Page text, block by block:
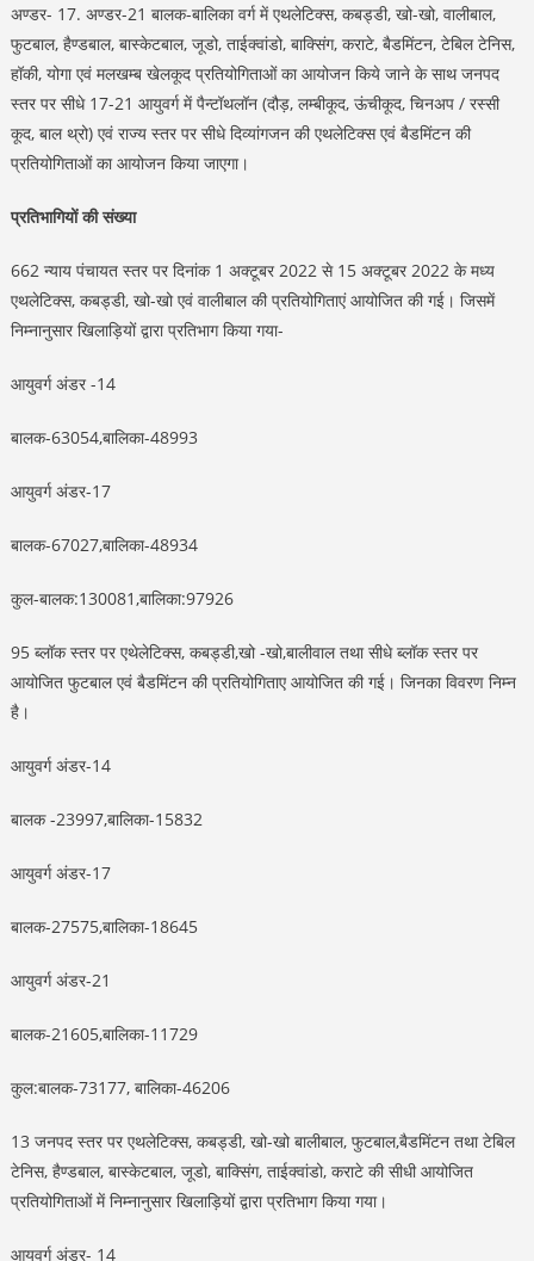
अण्डर- 17. अण्डर-21 बालक-बालिका वर्ग में एथलेटिक्स, कबड्डी, खो-खो, वालीबाल,
फुटबाल, हैण्डबाल, बास्केटबाल, जूडो, ताईक्वांडो, बाक्सिंग, कराटे, बैडमिंटन, टेबिल टेनिस,
हॉकी, योगा एवं मलखम्ब खेलकूद प्रतियोगिताओं का आयोजन किये जाने के साथ जनपद
स्तर पर सीधे 17-21 आयुवर्ग में पैन्टॉथलॉन (दौड़, लम्बीकूद, ऊंचीकूद, चिनअप / रस्सी
कूद, बाल थ्रो) एवं राज्य स्तर पर सीधे दिव्यांगजन की एथलेटिक्स एवं बैडमिंटन की
प्रतियोगिताओं का आयोजन किया जाएगा।
प्रतिभागियों की संख्या
662 न्याय पंचायत स्तर पर दिनांक 1 अक्टूबर 2022 से 15 अक्टूबर 2022 के मध्य
एथलेटिक्स, कबड्डी, खो-खो एवं वालीबाल की प्रतियोगिताएं आयोजित की गई। जिसमें
निम्नानुसार खिलाड़ियों द्वारा प्रतिभाग किया गया-
आयुवर्ग अंडर -14
बालक-63054,बालिका-48993
आयुवर्ग अंडर-17
बालक-67027,बालिका-48934
कुल-बालक:130081,बालिका:97926
95 ब्लॉक स्तर पर एथेलेटिक्स, कबड्डी,खो -खो,बालीवाल तथा सीधे ब्लॉक स्तर पर
आयोजित फुटबाल एवं बैडमिंटन की प्रतियोगिताए आयोजित की गई। जिनका विवरण निम्न
है।
आयुवर्ग अंडर-14
बालक -23997,बालिका-15832
आयुवर्ग अंडर-17
बालक-27575,बालिका-18645
आयुवर्ग अंडर-21
बालक-21605,बालिका-11729
कुल:बालक-73177, बालिका-46206
13 जनपद स्तर पर एथलेटिक्स, कबड्डी, खो-खो बालीबाल, फुटबाल,बैडमिंटन तथा टेबिल
टेनिस, हैण्डबाल, बास्केटबाल, जूडो, बाक्सिंग, ताईक्वांडो, कराटे की सीधी आयोजित
प्रतियोगिताओं में निम्नानुसार खिलाड़ियों द्वारा प्रतिभाग किया गया।
आयुवर्ग अंडर- 14